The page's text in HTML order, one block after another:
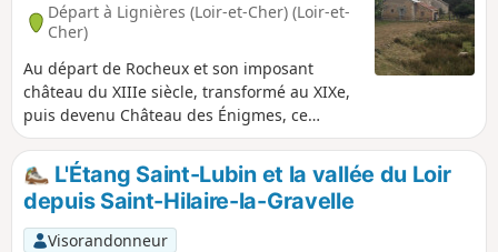
Départ à Lignières (Loir-et-Cher) (Loir-et-
Cher)
Au départ de Rocheux et son imposant
château du XIIIe siècle, transformé au XIXe,
puis devenu Château des Énigmes, ce
parcours varié traverse des espaces boisés,
de jolis hameaux tout en découvrant des
vues panoramiques sur le Haut Vendômois.
L'Étang Saint-Lubin et la vallée du Loir
depuis Saint-Hilaire-la-Gravelle
Visorandonneur